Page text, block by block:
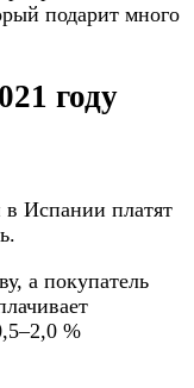
подарит много
году
Испании платят
а покупатель
%